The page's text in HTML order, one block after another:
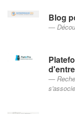
Blog